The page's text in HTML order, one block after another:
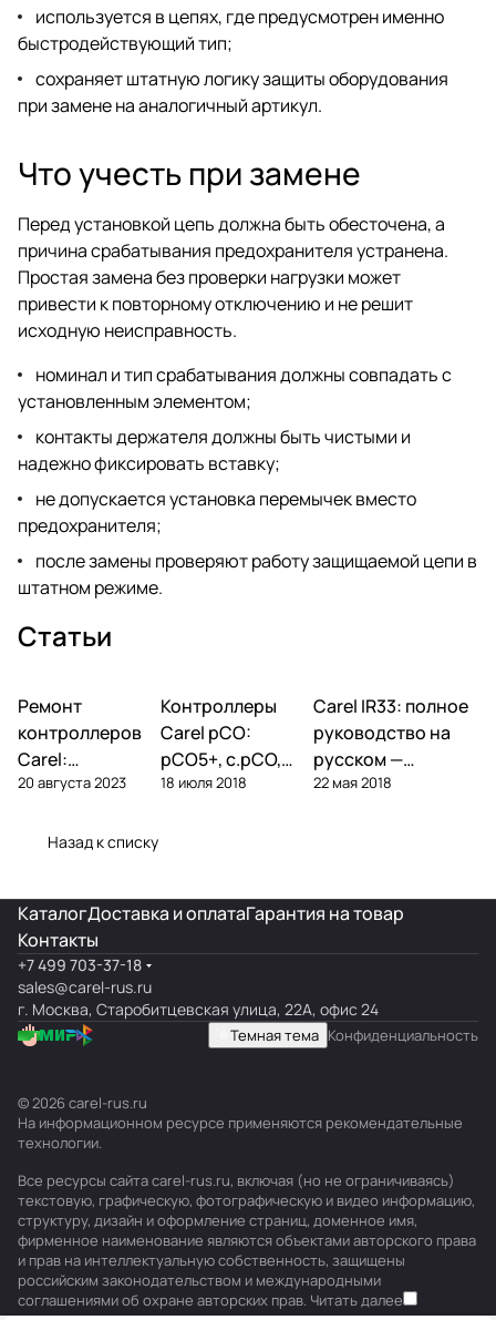
используется в цепях, где предусмотрен именно
быстродействующий тип;
сохраняет штатную логику защиты оборудования
при замене на аналогичный артикул.
Что учесть при замене
Перед установкой цепь должна быть обесточена, а
причина срабатывания предохранителя устранена.
Простая замена без проверки нагрузки может
привести к повторному отключению и не решит
исходную неисправность.
номинал и тип срабатывания должны совпадать с
установленным элементом;
контакты держателя должны быть чистыми и
надежно фиксировать вставку;
не допускается установка перемычек вместо
предохранителя;
после замены проверяют работу защищаемой цепи в
штатном режиме.
Статьи
Автоматика и
контроллеры
Ремонт
контроллеров
Carel:
диагностика
поломок и
20 августа 2023
Автоматика и
контроллеры
Контроллеры
Carel pCO:
pCO5+, c.pCO,
pCO mini —
18 июля 2018
Автоматика и
контроллеры
Carel IR33: полное
руководство на
русском —
параметры,
22 мая 2018
Назад к списку
КаталогДоставка и оплатаГарантия на товар
Контакты
+7 499 703-37-18
sales@carel-rus.ru
г. Москва, Старобитцевская улица, 22А, офис 24
Темная тема Конфиденциальность
© 2026 carel-rus.ru
На информационном ресурсе применяются рекомендательные
технологии.
Все ресурсы сайта carel-rus.ru, включая (но не ограничиваясь)
текстовую, графическую, фотографическую и видео информацию,
структуру, дизайн и оформление страниц, доменное имя,
фирменное наименование являются объектами авторского права
и прав на интеллектуальную собственность, защищены
российским законодательством и международными
соглашениями об охране авторских прав. Читать далее